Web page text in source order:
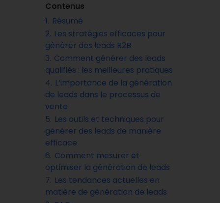
Contenus
1. Résumé
2. Les stratégies efficaces pour
générer des leads B2B
3. Comment générer des leads
qualifiés : les meilleures pratiques
4. L’importance de la génération
de leads dans le processus de
vente
5. Les outils et techniques pour
générer des leads de manière
efficace
6. Comment mesurer et
optimiser la génération de leads
7. Les tendances actuelles en
matière de génération de leads